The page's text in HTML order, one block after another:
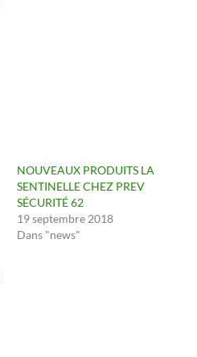
NOUVEAUX PRODUITS LA
SENTINELLE CHEZ PREV
SÉCURITÉ 62
19 septembre 2018
Dans "news"